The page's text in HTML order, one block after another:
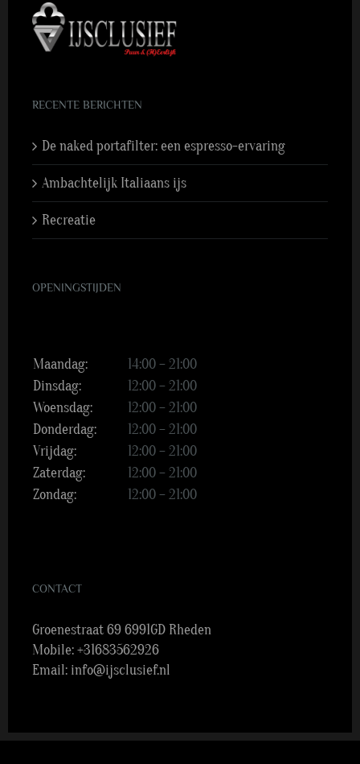
RECENTE BERICHTEN
De naked portafilter: een espresso-ervaring
Ambachtelijk Italiaans ijs
Recreatie
OPENINGSTIJDEN
Maandag:
14:00 – 21:00
Dinsdag:
12:00 – 21:00
Woensdag:
12:00 – 21:00
Donderdag:
12:00 – 21:00
Vrijdag:
12:00 – 21:00
Zaterdag:
12:00 – 21:00
Zondag:
12:00 – 21:00
CONTACT
Groenestraat 69 6991GD Rheden
Mobile:+31683562926
Email: info@ijsclusief.nl